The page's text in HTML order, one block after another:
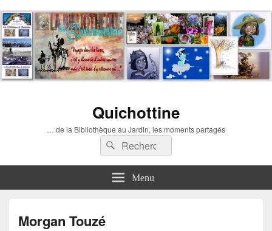
Quichottine
… de la Bibliothèque au Jardin, les moments partagés
Recherche :
Rechercher
Menu
Morgan Touzé